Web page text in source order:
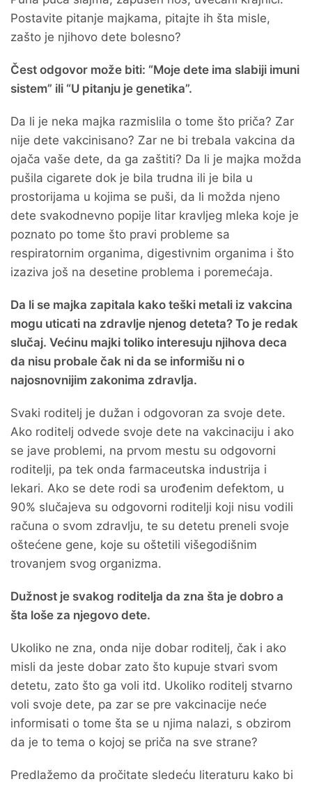
Postavite pitanje majkama, pitajte ih šta misle,
zašto je njihovo dete bolesno?
Čest odgovor može biti: “Moje dete ima slabiji imuni
sistem” ili “U pitanju je genetika”.
Da li je neka majka razmislila o tome što priča? Zar
nije dete vakcinisano? Zar ne bi trebala vakcina da
ojača vaše dete, da ga zaštiti? Da li je majka možda
pušila cigarete dok je bila trudna ili je bila u
prostorijama u kojima se puši, da li možda njeno
dete svakodnevno popije litar kravljeg mleka koje je
poznato po tome što pravi probleme sa
respiratornim organima, digestivnim organima i što
izaziva još na desetine problema i poremećaja.
Da li se majka zapitala kako teški metali iz vakcina
mogu uticati na zdravlje njenog deteta? To je redak
slučaj. Većinu majki toliko interesuju njihova deca
da nisu probale čak ni da se informišu ni o
najosnovnijim zakonima zdravlja.
Svaki roditelj je dužan i odgovoran za svoje dete.
Ako roditelj odvede svoje dete na vakcinaciju i ako
se jave problemi, na prvom mestu su odgovorni
roditelji, pa tek onda farmaceutska industrija i
lekari. Ako se dete rodi sa urođenim defektom, u
90% slučajeva su odgovorni roditelji koji nisu vodili
računa o svom zdravlju, te su detetu preneli svoje
oštećene gene, koje su oštetili višegodišnim
trovanjem svog organizma.
Dužnost je svakog roditelja da zna šta je dobro a
šta loše za njegovo dete.
Ukoliko ne zna, onda nije dobar roditelj, čak i ako
misli da jeste dobar zato što kupuje stvari svom
detetu, zato što ga voli itd. Ukoliko roditelj stvarno
voli svoje dete, pa zar se pre vakcinacije neće
informisati o tome šta se u njima nalazi, s obzirom
da je to tema o kojoj se priča na sve strane?
Predlažemo da pročitate sledeću literaturu kako bi